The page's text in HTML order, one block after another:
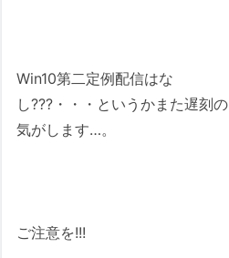
Win10第二定例配信はな
し???・・・というかまた遅刻の
気がします…。
ご注意を!!!